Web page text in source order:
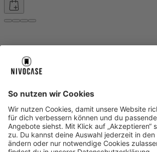
About NIVOCASE
Geschäftskunden
Zahlungsarten Versandinfos Alle Hilfe-Themen
Zufriedenheitsgarantie
Service
Service
AGB VERTRAG WIDERRUFEN